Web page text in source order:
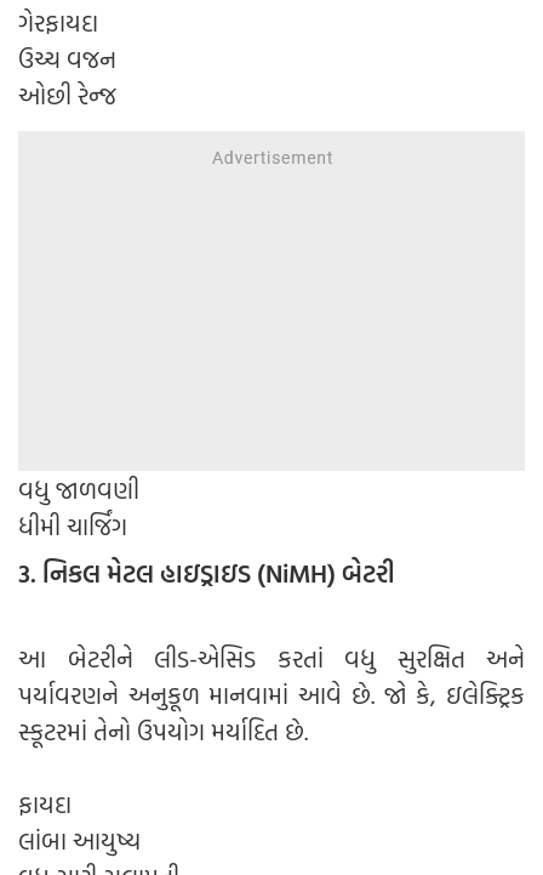
ગેરફાયદા
ઉચ્ચ વજન
ઓછી રેન્જ
વધુ જાળવણી
ધીમી ચાર્જિંગ
3. નિકલ મેટલ હાઇડ્રાઇડ (NiMH) બેટરી
આ બેટરીને લીડ-એસિડ કરતાં વધુ સુરક્ષિત અને
પર્યાવરણને અનુકૂળ માનવામાં આવે છે. જો કે, ઇલેક્ટ્રિક
સ્કૂટરમાં તેનો ઉપયોગ મર્યાદિત છે.
ફાયદા
લાંબા આયુષ્ય